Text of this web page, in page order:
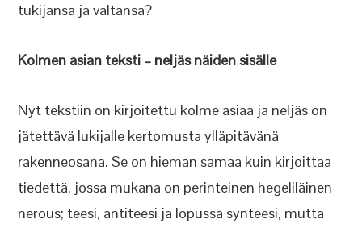
tukijansa ja valtansa?
Kolmen asian teksti – neljäs näiden sisälle
Nyt tekstiin on kirjoitettu kolme asiaa ja neljäs on
jätettävä lukijalle kertomusta ylläpitävänä
rakenneosana. Se on hieman samaa kuin kirjoittaa
tiedettä, jossa mukana on perinteinen hegeliläinen
nerous; teesi, antiteesi ja lopussa synteesi, mutta